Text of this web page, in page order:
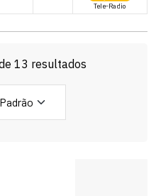
Tele-Radio
13 resultados